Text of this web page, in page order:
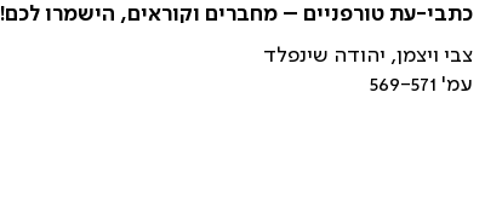
כתבי-עת טורפניים – מחברים וקוראים, הישמרו לכם!
צבי ויצמן, יהודה שינפלד
עמ' 569-571